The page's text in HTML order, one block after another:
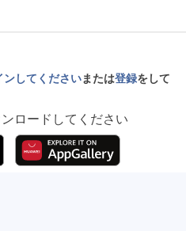
ンしてくださいまたは登録をして
ロードしてください